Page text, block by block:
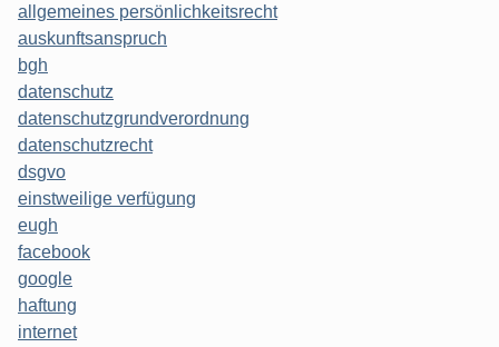
allgemeines persönlichkeitsrecht
auskunftsanspruch
bgh
datenschutz
datenschutzgrundverordnung
datenschutzrecht
dsgvo
einstweilige verfügung
eugh
facebook
google
haftung
internet